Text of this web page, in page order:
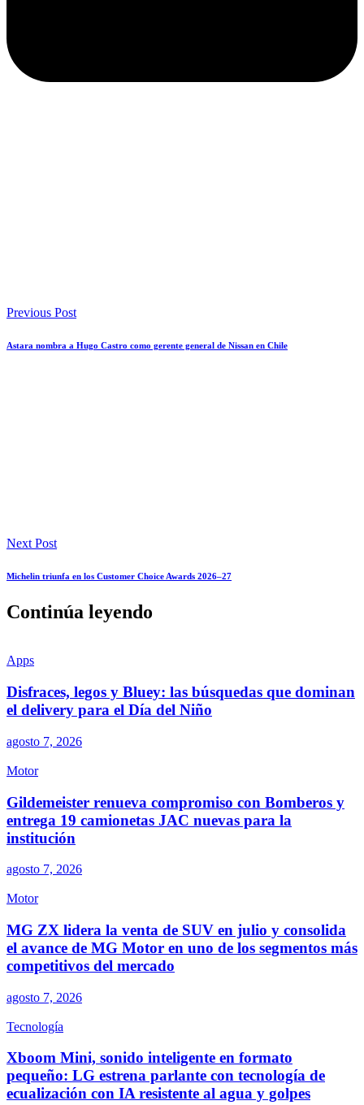
Previous Post
Astara nombra a Hugo Castro como gerente general de Nissan en Chile
Next Post
Michelin triunfa en los Customer Choice Awards 2026–27
Continúa leyendo
Apps
Disfraces, legos y Bluey: las búsquedas que dominan
el delivery para el Día del Niño
agosto 7, 2026
Motor
Gildemeister renueva compromiso con Bomberos y
entrega 19 camionetas JAC nuevas para la
institución
agosto 7, 2026
Motor
MG ZX lidera la venta de SUV en julio y consolida
el avance de MG Motor en uno de los segmentos más
competitivos del mercado
agosto 7, 2026
Tecnología
Xboom Mini, sonido inteligente en formato
pequeño: LG estrena parlante con tecnología de
ecualización con IA resistente al agua y golpes